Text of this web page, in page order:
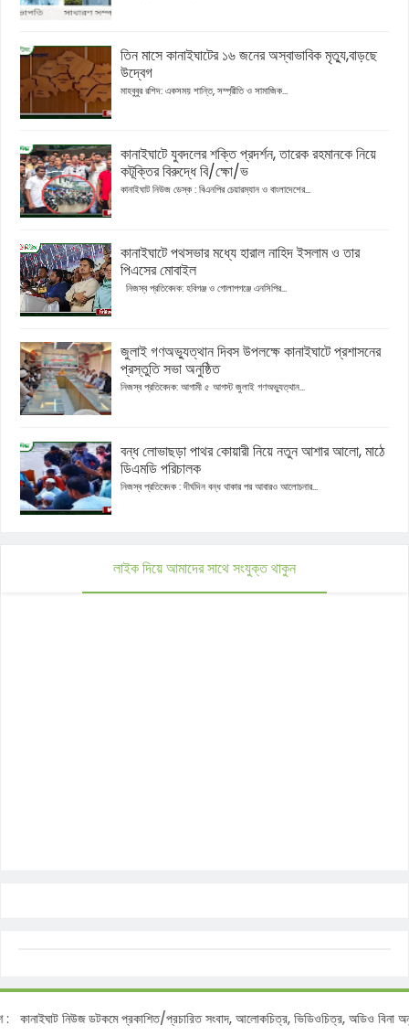
তিন মাসে কানাইঘাটের ১৬ জনের অস্বাভাবিক মৃত্যু,বাড়ছে
উদ্বেগ
মাহবুবুর রশিদ: একসময় শান্তি, সম্প্রীতি ও সামাজিক...
কানাইঘাটে যুবদলের শক্তি প্রদর্শন, তারেক রহমানকে নিয়ে
কটূক্তির বিরুদ্ধে বি/ক্ষো/ভ
কানাইঘাট নিউজ ডেস্ক : বিএনপির চেয়ারম্যান ও বাংলাদেশের...
কানাইঘাটে পথসভার মধ্যে হারাল নাহিদ ইসলাম ও তার
পিএসের মোবাইল
নিজস্ব প্রতিবেদক: হবিগঞ্জ ও গোলাপগঞ্জে এনসিপির...
জুলাই গণঅভ্যুত্থান দিবস উপলক্ষে কানাইঘাটে প্রশাসনের
প্রস্তুতি সভা অনুষ্ঠিত
নিজস্ব প্রতিবেদক: আগামী ৫ আগস্ট জুলাই গণঅভ্যুত্থান...
বন্ধ লোভাছড়া পাথর কোয়ারী নিয়ে নতুন আশার আলো, মাঠে
ডিএমডি পরিচালক
নিজস্ব প্রতিবেদক : দীর্ঘদিন বন্ধ থাকার পর আবারও আলোচনার...
লাইক দিয়ে আমাদের সাথে সংযুক্ত থাকুন
নিউজ ডটকমে প্রকাশিত/প্রচারিত সংবাদ, আলোকচিত্র, ভিডিওচিত্র, অডিও বিনা